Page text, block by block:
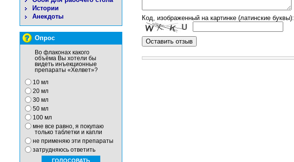
Истории
Анекдоты
Опрос
Во флаконах какого
объёма Вы хотели бы
видеть инъекционные
препараты «Хелвет»?
10 мл
20 мл
30 мл
50 мл
100 мл
мне все равно, я покупаю
только таблетки и капли
не применяю эти препараты
затрудняюсь ответить
Код, изображенный на картинке (латинские буквы):